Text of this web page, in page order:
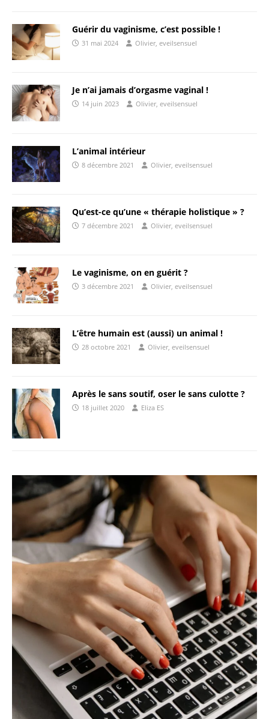
Guérir du vaginisme, c’est possible !
31 mai 2024 Olivier, eveilsensuel
Je n’ai jamais d’orgasme vaginal !
14 juin 2023 Olivier, eveilsensuel
L’animal intérieur
8 décembre 2021 Olivier, eveilsensuel
Qu’est-ce qu’une « thérapie holistique » ?
7 décembre 2021 Olivier, eveilsensuel
Le vaginisme, on en guérit ?
3 décembre 2021 Olivier, eveilsensuel
L’être humain est (aussi) un animal !
28 octobre 2021 Olivier, eveilsensuel
Après le sans soutif, oser le sans culotte ?
18 juillet 2020 Eliza ES